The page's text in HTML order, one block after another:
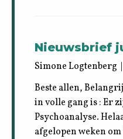
Nieuwsbrief
Simone
Beste allen,
in volle gang is : Er
Psychoanalyse.
afgelopen weken